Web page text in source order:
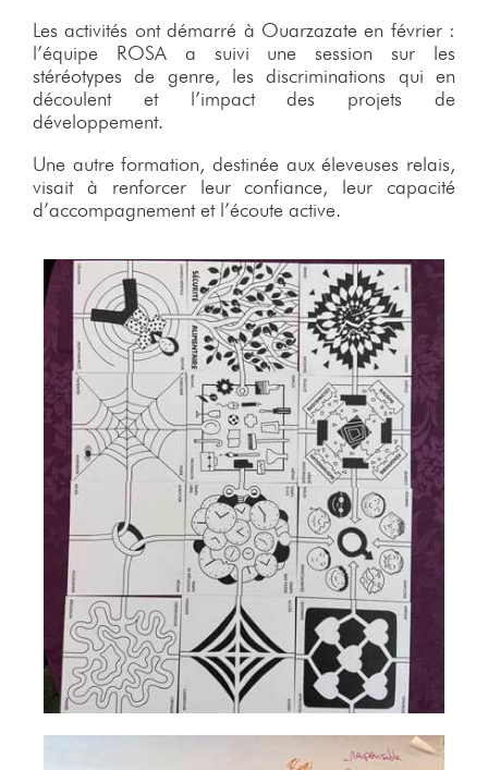
Les activités ont démarré à Ouarzazate en février :
l’équipe ROSA a suivi une session sur les
stéréotypes de genre, les discriminations qui en
découlent et l’impact des projets de
développement.
Une autre formation, destinée aux éleveuses relais,
visait à renforcer leur confiance, leur capacité
d’accompagnement et l’écoute active.